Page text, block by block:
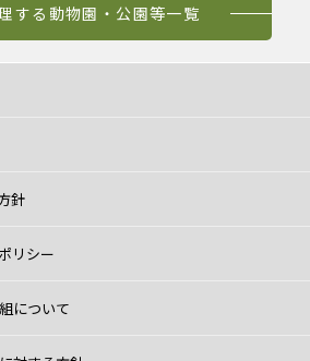
する動物園・公園等一覧
針
リシー
について